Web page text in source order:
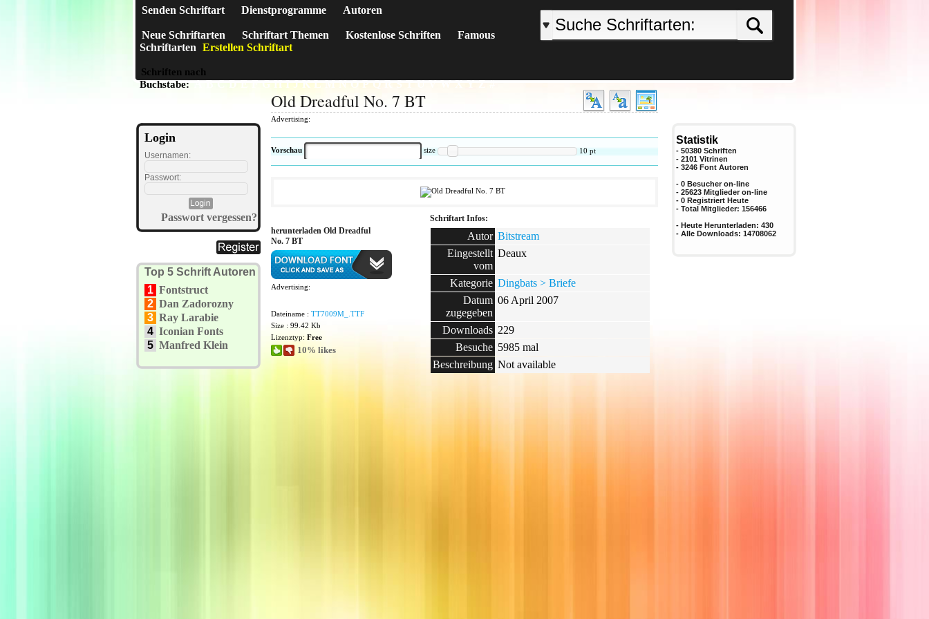
Senden Schriftart Dienstprogramme Autoren
Neue Schriftarten Schriftart Themen Kostenlose Schriften
Famous
Schriftarten Erstellen Schriftart
Schriften nach
Buchstabe: A B C D E F G H I J K L M N O P Q R S T U V W X Y Z #
Login
Usernamen:
Passwort:
Passwort vergessen?
Top 5 Schrift Autoren
1 Fontstruct
2 Dan Zadorozny
3 Ray Larabie
4 Iconian Fonts
5 Manfred Klein
Old Dreadful No. 7 BT
Advertising:
Vorschau size 10 pt
herunterladen Old Dreadful
No. 7 BT
Advertising:
Dateiname : TT7009M_.TTF
Size : 99.42 Kb
Lizenztyp: Free
10% likes
Schriftart Infos:
Autor Bitstream
Eingestellt
vom
Deaux
Kategorie Dingbats > Briefe
Datum
zugegeben
06 April 2007
Downloads 229
Besuche 5985 mal
Beschreibung Not available
Statistik
- 50380 Schriften
- 2101 Vitrinen
- 3246 Font Autoren
- 0 Besucher on-line
- 25623 Mitglieder on-line
- 0 Registriert Heute
- Total Mitglieder: 156466
- Heute Herunterladen: 430
- Alle Downloads: 14708062